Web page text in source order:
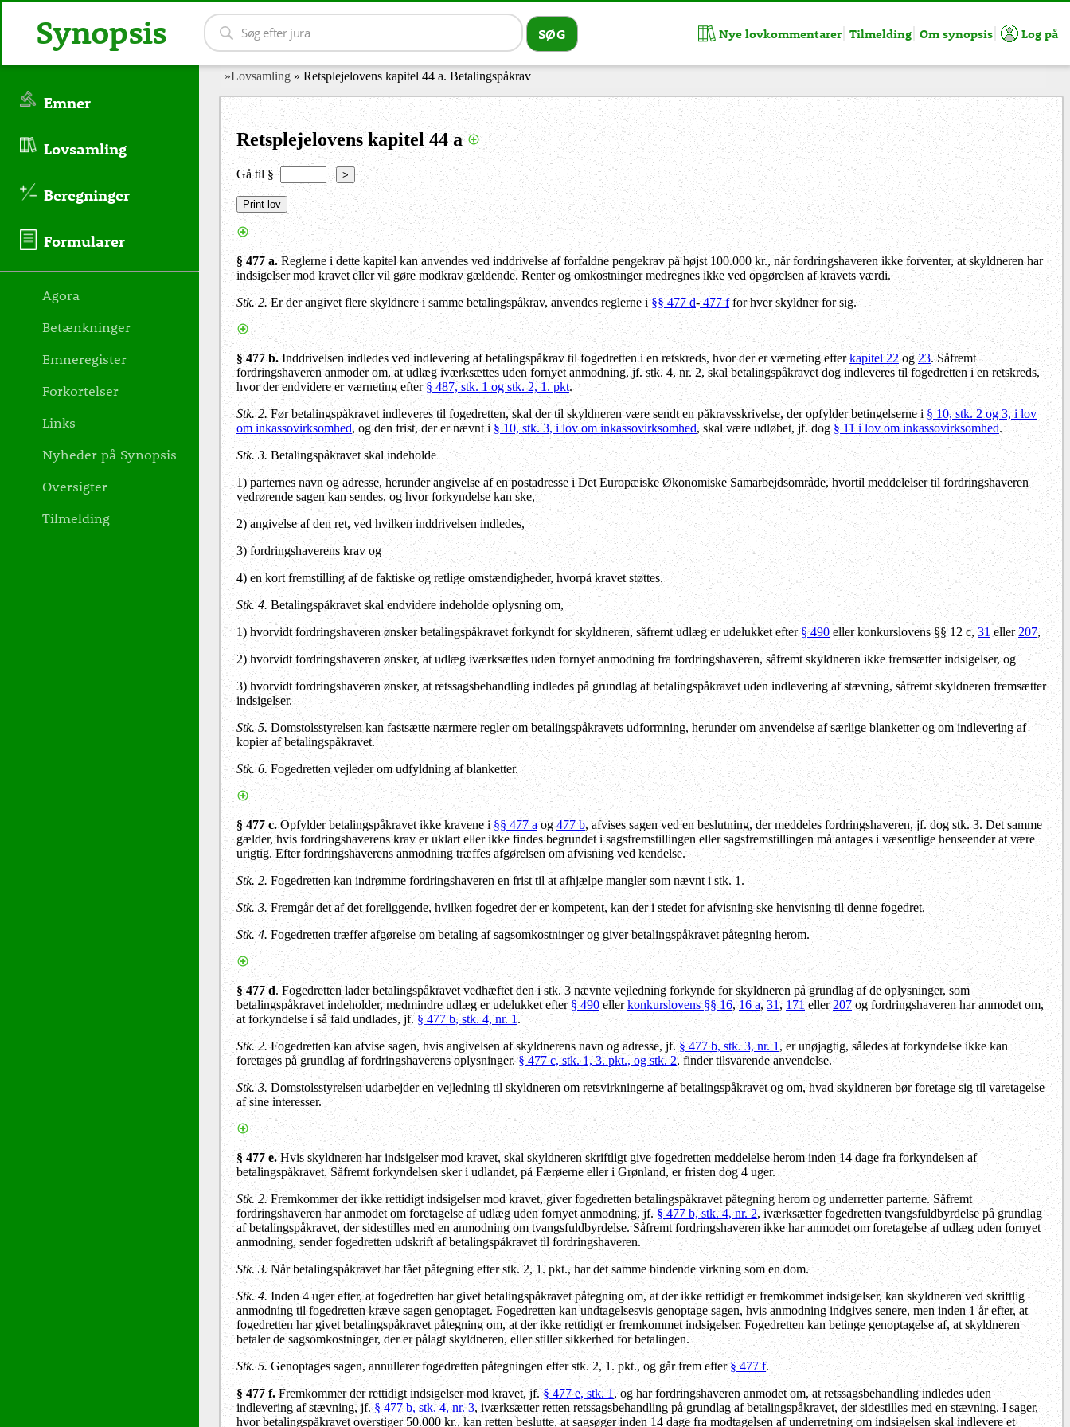
»Lovsamling » Retsplejelovens kapitel 44 a. Betalingspåkrav
Retsplejelovens kapitel 44 a
Gå til § >
§ 477 a.Reglerne i dette kapitel kan anvendes ved inddrivelse af forfaldne pengekrav på højst 100.000 kr., når fordringshaveren ikke forventer, at skyldneren har
indsigelser mod kravet eller vil gøre modkrav gældende. Renter og omkostninger medregnes ikke ved opgørelsen af kravets værdi.
Stk. 2. Er der angivet flere skyldnere i samme betalingspåkrav, anvendes reglerne i §§ 477 d-477 ffor hver skyldner for sig.
§ 477 b.Inddrivelsen indledes ved indlevering af betalingspåkrav til fogedretten i en retskreds, hvor der er værneting efterkapitel 22og23. Såfremt
fordringshaveren anmoder om, at udlæg iværksættes uden fornyet anmodning, jf. stk. 4, nr. 2, skal betalingspåkravet dog indleveres til fogedretten i en retskreds,
hvor der endvidere er værneting efter§ 487, stk. 1 og stk. 2, 1. pkt.
Stk. 2. Før betalingspåkravet indleveres til fogedretten, skal der til skyldneren være sendt en påkravsskrivelse, der opfylder betingelserne i § 10, stk. 2 og 3, i lov
om inkassovirksomhed, og den frist, der er nævnt i§ 10, stk. 3, i lov om inkassovirksomhed, skal være udløbet, jf. dog§ 11 i lov om inkassovirksomhed.
Stk. 3. Betalingspåkravet skal indeholde
1) parternes navn og adresse, herunder angivelse af en postadresse i Det Europæiske Økonomiske Samarbejdsområde, hvortil meddelelser til fordringshaveren
vedrørende sagen kan sendes, og hvor forkyndelse kan ske,
2) angivelse af den ret, ved hvilken inddrivelsen indledes,
3) fordringshaverens krav og
4) en kort fremstilling af de faktiske og retlige omstændigheder, hvorpå kravet støttes.
Stk. 4. Betalingspåkravet skal endvidere indeholde oplysning om,
1) hvorvidt fordringshaveren ønsker betalingspåkravet forkyndt for skyldneren, såfremt udlæg er udelukket efter§ 490eller konkurslovens §§12 c, 31eller 207,
2) hvorvidt fordringshaveren ønsker, at udlæg iværksættes uden fornyet anmodning fra fordringshaveren, såfremt skyldneren ikke fremsætter indsigelser, og
3) hvorvidt fordringshaveren ønsker, at retssagsbehandling indledes på grundlag af betalingspåkravet uden indlevering af stævning, såfremt skyldneren fremsætter
indsigelser.
Stk. 5. Domstolsstyrelsen kan fastsætte nærmere regler om betalingspåkravets udformning, herunder om anvendelse af særlige blanketter og om indlevering af
kopier af betalingspåkravet.
Stk. 6. Fogedretten vejleder om udfyldning af blanketter.
§ 477 c.Opfylder betalingspåkravet ikke kravene i§§ 477 aog 477 b, afvises sagen ved en beslutning, der meddeles fordringshaveren, jf. dog stk. 3. Det samme
gælder, hvis fordringshaverens krav er uklart eller ikke findes begrundet i sagsfremstillingen eller sagsfremstillingen må antages i væsentlige henseender at være
urigtig. Efter fordringshaverens anmodning træffes afgørelsen om afvisning ved kendelse.
Stk. 2. Fogedretten kan indrømme fordringshaveren en frist til at afhjælpe mangler som nævnt i stk. 1.
Stk. 3. Fremgår det af det foreliggende, hvilken fogedret der er kompetent, kan der i stedet for afvisning ske henvisning til denne fogedret.
Stk. 4. Fogedretten træffer afgørelse om betaling af sagsomkostninger og giver betalingspåkravet påtegning herom.
§ 477 d. Fogedretten lader betalingspåkravet vedhæftet den i stk. 3 nævnte vejledning forkynde for skyldneren på grundlag af de oplysninger, som
betalingspåkravet indeholder, medmindre udlæg er udelukket efter§ 490ellerkonkurslovens §§ 16,16 a,31,171 eller207 og fordringshaveren har anmodet om,
at forkyndelse i så fald undlades, jf.§ 477 b, stk. 4, nr. 1.
Stk. 2. Fogedretten kan afvise sagen, hvis angivelsen af skyldnerens navn og adresse, jf.§ 477 b, stk. 3, nr. 1 , er unøjagtig, således at forkyndelse ikke kan
foretages på grundlag af fordringshaverens oplysninger.§ 477 c, stk. 1, 3. pkt., og stk. 2, finder tilsvarende anvendelse.
Stk. 3. Domstolsstyrelsen udarbejder en vejledning til skyldneren om retsvirkningerne af betalingspåkravet og om, hvad skyldneren bør foretage sig til varetagelse
af sine interesser.
§ 477 e.Hvis skyldneren har indsigelser mod kravet, skal skyldneren skriftligt give fogedretten meddelelse herom inden 14 dage fra forkyndelsen af
betalingspåkravet. Såfremt forkyndelsen sker i udlandet, på Færøerne eller i Grønland, er fristen dog 4 uger.
Stk. 2. Fremkommer der ikke rettidigt indsigelser mod kravet, giver fogedretten betalingspåkravet påtegning herom og underretter parterne. Såfremt
fordringshaveren har anmodet om foretagelse af udlæg uden fornyet anmodning, jf. § 477 b, stk. 4, nr. 2, iværksætter fogedretten tvangsfuldbyrdelse på grundlag
af betalingspåkravet, der sidestilles med en anmodning om tvangsfuldbyrdelse. Såfremt fordringshaveren ikke har anmodet om foretagelse af udlæg uden fornyet
anmodning, sender fogedretten udskrift af betalingspåkravet til fordringshaveren.
Stk. 3. Når betalingspåkravet har fået påtegning efter stk. 2, 1. pkt., har det samme bindende virkning som en dom.
Stk. 4. Inden 4 uger efter, at fogedretten har givet betalingspåkravet påtegning om, at der ikke rettidigt er fremkommet indsigelser, kan skyldneren ved skriftlig
anmodning til fogedretten kræve sagen genoptaget. Fogedretten kan undtagelsesvis genoptage sagen, hvis anmodning indgives senere, men inden 1 år efter, at
fogedretten har givet betalingspåkravet påtegning om, at der ikke rettidigt er fremkommet indsigelser. Fogedretten kan betinge genoptagelse af, at skyldneren
betaler de sagsomkostninger, der er pålagt skyldneren, eller stiller sikkerhed for betalingen.
Stk. 5. Genoptages sagen, annullerer fogedretten påtegningen efter stk. 2, 1. pkt., og går frem efter § 477 f.
§ 477 f.Fremkommer der rettidigt indsigelser mod kravet, jf.§ 477 e, stk. 1, og har fordringshaveren anmodet om, at retssagsbehandling indledes uden
indlevering af stævning, jf.§ 477 b, stk. 4, nr. 3, iværksætter retten retssagsbehandling på grundlag af betalingspåkravet, der sidestilles med en stævning.I sager,
hvor betalingspåkravet overstiger 50.000 kr., kan retten beslutte, at sagsøger inden 14 dage fra modtagelsen af underretning om indsigelsen skal indlevere et
Emner
Lovsamling
Beregninger
Formularer
Agora
Betænkninger
Emneregister
Forkortelser
Links
Nyheder på Synopsis
Oversigter
Tilmelding
Synopsis Nye lovkommentarer Tilmelding Om synopsis Log på